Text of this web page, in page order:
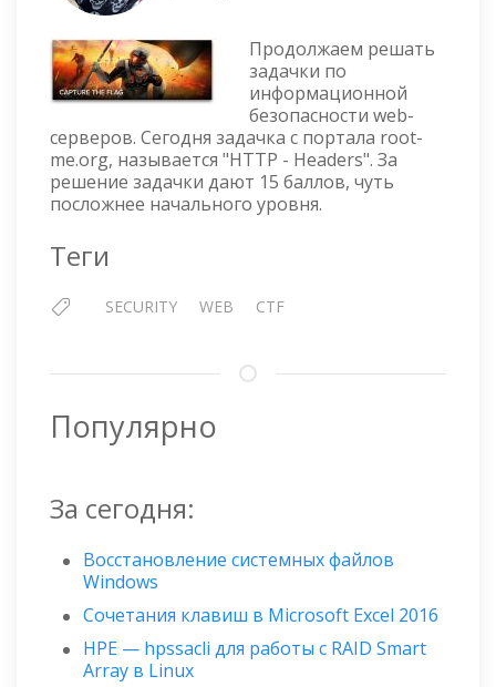
HTTP
HEADERS
Продолжаем решать
задачки по
информационной
безопасности web-
серверов. Сегодня задачка с портала root-
me.org, называется "HTTP - Headers". За
решение задачки дают 15 баллов, чуть
посложнее начального уровня.
Теги
SECURITY WEB CTF
Популярно
За сегодня:
Восстановление системных файлов
Windows
Сочетания клавиш в Microsoft Excel 2016
HPE — hpssacli для работы с RAID Smart
Array в Linux